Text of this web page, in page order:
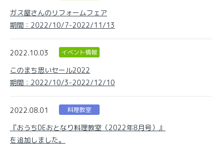
ガス屋さんのリフォームフェア
期間：2022/10/7-2022/11/13
2022.10.03 イベント情報
このまち思いセール2022
期間：2022/10/3-2022/12/10
2022.08.01 料理教室
『おうちDEおとなり料理教室（2022年8月号）』
を追加しました。